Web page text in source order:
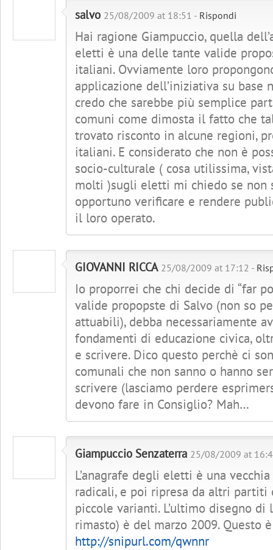
salvo 25/08/2009 at 18:51 - Rispondi
Hai ragione Giampuccio, quella
eletti è una delle tante valide
italiani. Ovviamente loro
applicazione dell’iniziativa su base
credo che sarebbe più semplice
comuni come dimosta il fatto che
trovato risconto in alcune regioni,
italiani. E considerato che non è
socio-culturale ( cosa utilissima,
molti )sugli eletti mi chiedo se non
opportuno verificare e rendere
il loro operato.
GIOVANNI RICCA 25/08/2009 at 17:12 -
Io proporrei che chi decide di “far
valide propopste di Salvo (non so
attuabili), debba necessariamente
fondamenti di educazione civica,
e scrivere. Dico questo perchè ci
comunali che non sanno o hanno
scrivere (lasciamo perdere
devono fare in Consiglio? Mah…
Giampuccio Senzaterra 25/08/2009 at
L’anagrafe degli eletti è una
radicali, e poi ripresa da altri partiti
piccole varianti. L’ultimo disegno di
rimasto) è del marzo 2009. Questo
http://snipurl.com/qwnnr